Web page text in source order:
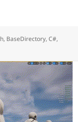
する方法っていく
, BaseDirectory,C#,
る方法っていくつもあるけ